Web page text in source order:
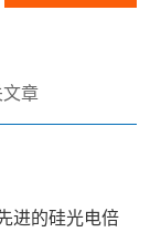
章
进的硅光电倍